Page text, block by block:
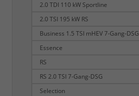
2.0 TDI 110 kW Sportline
2.0 TSI 195 kW RS
Business 1.5 TSI mHEV 7-Gang-DSG
Essence
RS
RS 2.0 TSI 7-Gang-DSG
Selection